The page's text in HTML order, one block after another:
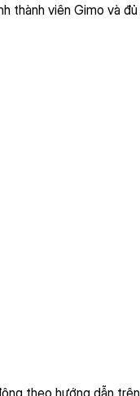
thành viên Gimo và
theo hướng dẫn